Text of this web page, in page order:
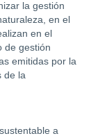
la gestión
en el
en el
de gestión
emitidas por la
de la
a